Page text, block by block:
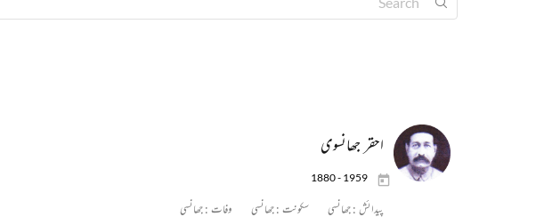
احقر جھانسوی
1880 - 1959
پیدائش :جھانسی سکونت :جھانسی وفات :جھانسی